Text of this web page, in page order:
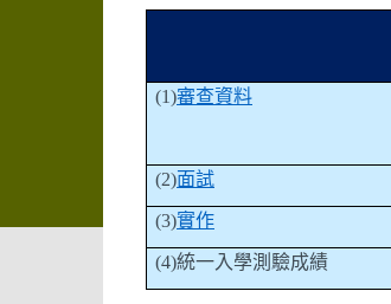
(1)審查資料
(2)面試
(3)實作
(4)統一入學測驗成績